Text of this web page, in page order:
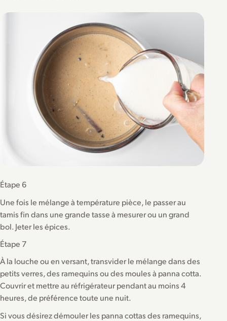
Étape 6
Une fois le mélange à température pièce, le passer au
tamis fin dans une grande tasse à mesurer ou un grand
bol. Jeter les épices.
Étape 7
À la louche ou en versant, transvider le mélange dans des
petits verres, des ramequins ou des moules à panna cotta.
Couvrir et mettre au réfrigérateur pendant au moins 4
heures, de préférence toute une nuit.
Si vous désirez démouler les panna cottas des ramequins,